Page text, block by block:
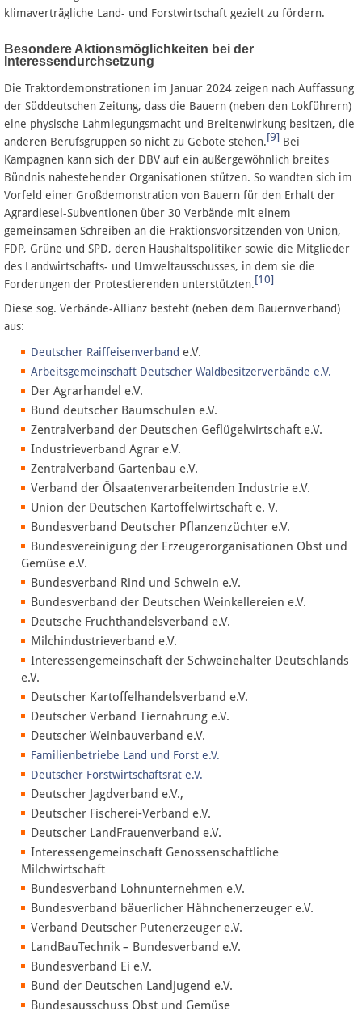
klimaverträgliche Land- und Forstwirtschaft gezielt zu fördern.
Besondere Aktionsmöglichkeiten bei der
Interessendurchsetzung
Die Traktordemonstrationen im Januar 2024 zeigen nach Auffassung
der Süddeutschen Zeitung, dass die Bauern (neben den Lokführern)
eine physische Lahmlegungsmacht und Breitenwirkung besitzen, die
anderen Berufsgruppen so nicht zu Gebote stehen.[9] Bei
Kampagnen kann sich der DBV auf ein außergewöhnlich breites
Bündnis nahestehender Organisationen stützen. So wandten sich im
Vorfeld einer Großdemonstration von Bauern für den Erhalt der
Agrardiesel-Subventionen über 30 Verbände mit einem
gemeinsamen Schreiben an die Fraktionsvorsitzenden von Union,
FDP, Grüne und SPD, deren Haushaltspolitiker sowie die Mitglieder
des Landwirtschafts- und Umweltausschusses, in dem sie die
Forderungen der Protestierenden unterstützten.[10]
Diese sog. Verbände-Allianz besteht (neben dem Bauernverband)
aus:
Deutscher Raiffeisenverband e.V.
Arbeitsgemeinschaft Deutscher Waldbesitzerverbände e.V.
Der Agrarhandel e.V.
Bund deutscher Baumschulen e.V.
Zentralverband der Deutschen Geflügelwirtschaft e.V.
Industrieverband Agrar e.V.
Zentralverband Gartenbau e.V.
Verband der Ölsaatenverarbeitenden Industrie e.V.
Union der Deutschen Kartoffelwirtschaft e. V.
Bundesverband Deutscher Pflanzenzüchter e.V.
Bundesvereinigung der Erzeugerorganisationen Obst und
Gemüse e.V.
Bundesverband Rind und Schwein e.V.
Bundesverband der Deutschen Weinkellereien e.V.
Deutsche Fruchthandelsverband e.V.
Milchindustrieverband e.V.
Interessengemeinschaft der Schweinehalter Deutschlands
e.V.
Deutscher Kartoffelhandelsverband e.V.
Deutscher Verband Tiernahrung e.V.
Deutscher Weinbauverband e.V.
Familienbetriebe Land und Forst e.V.
Deutscher Forstwirtschaftsrat e.V.
Deutscher Jagdverband e.V.,
Deutscher Fischerei-Verband e.V.
Deutscher LandFrauenverband e.V.
Interessengemeinschaft Genossenschaftliche
Milchwirtschaft
Bundesverband Lohnunternehmen e.V.
Bundesverband bäuerlicher Hähnchenerzeuger e.V.
Verband Deutscher Putenerzeuger e.V.
LandBauTechnik – Bundesverband e.V.
Bundesverband Ei e.V.
Bund der Deutschen Landjugend e.V.
Bundesausschuss Obst und Gemüse